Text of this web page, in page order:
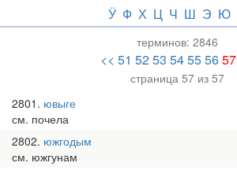
Ӱ Ф Х Ц Ч Ш Э Ю
терминов: 2846
<< 51 5253 54555657
страница 57 из 57
2801 ювыге
см. почела
2802 южгодым
см. южгунам